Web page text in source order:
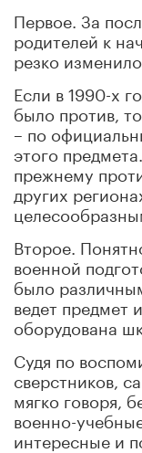
Первое. За
родителей к
резко
Если в 1990-х
было против,
– по
этого
прежнему
других
Второе.
военной
было
ведет предмет
оборудована
Судя по
сверстников,
мягко говоря,
военно-
интересные и